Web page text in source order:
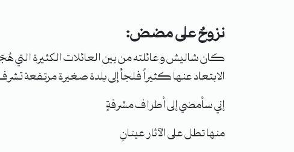
نزوحٌ على مضض:
كان شاليش وعائلته من بين العائلات الكثيرة التي
الابتعاد عنها كثيراً فلجأ إلى بلدة صغيرة مرتفعة
إني سأمضي إلى أطراف مشرفةٍ
منها تطل على الآثار عينانِ